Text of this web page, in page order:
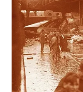
WN
BEKASI
WN
BOGOR
WN
DEPOK